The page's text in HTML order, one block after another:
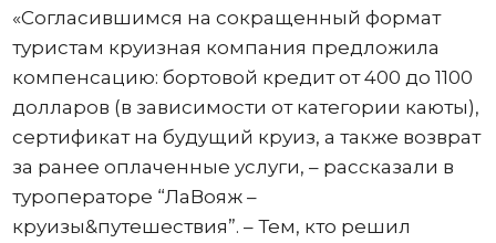
«Согласившимся на сокращенный формат
туристам круизная компания предложила
компенсацию: бортовой кредит от 400 до 1100
долларов (в зависимости от категории каюты),
сертификат на будущий круиз, а также возврат
за ранее оплаченные услуги, – рассказали в
туроператоре “ЛаВояж –
круизы&путешествия”. – Тем, кто решил